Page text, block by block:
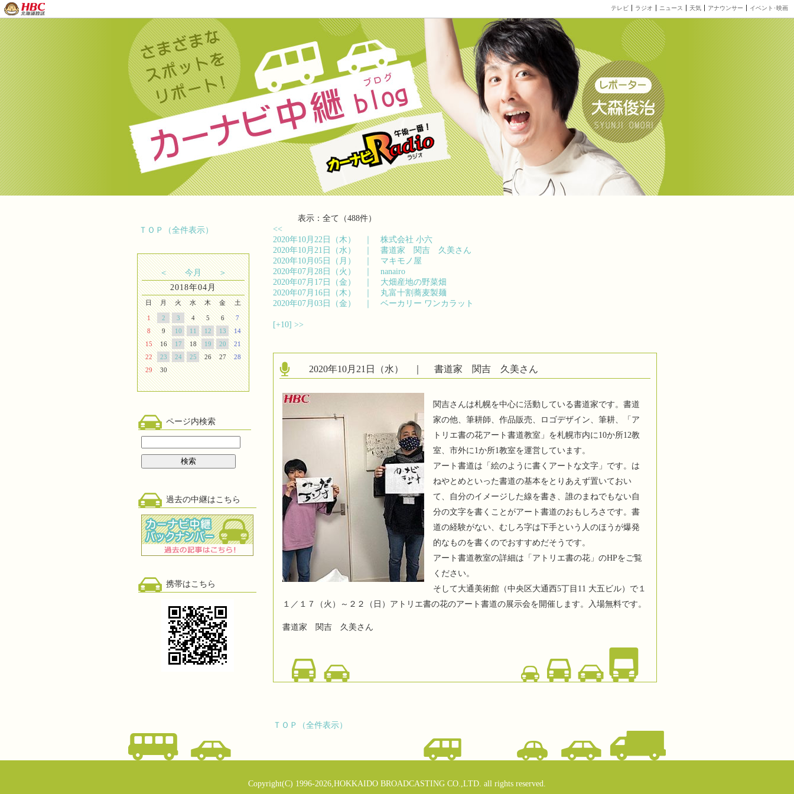
テレビ ラジオ ニュース 天気 アナウンサー イベント･映画
ＴＯＰ（全件表示）
＜ 今月
＞
2018年04月
日 月 火 水 木 金 土
1 2 3 4 5 6
7
8
9 10 11 12 13
14
15
16 17 18 19 20
21
22
23 24 25 26 27
28
29
30
ページ内検索
過去の中継はこちら
携帯はこちら
表示：全て（488件）
<<
2020年10月22日（木） ｜ 株式会社 小六
2020年10月21日（水） ｜ 書道家 関吉 久美さん
2020年10月05日（月） ｜ マキモノ屋
2020年07月28日（火） ｜ nanairo
2020年07月17日（金） ｜ 大畑産地の野菜畑
2020年07月16日（木） ｜ 丸富十割蕎麦製麺
2020年07月03日（金） ｜ ベーカリー ワンカラット
[+10] >>
2020年10月21日（水） ｜ 書道家 関吉 久美さん
関吉さんは札幌を中心に活動している書道家です。書道
家の他、筆耕師、作品販売、ロゴデザイン、筆耕、「ア
トリエ書の花アート書道教室」を札幌市内に10か所12教
室、市外に1か所1教室を運営しています。
アート書道は「絵のように書くアートな文字」です。は
ねやとめといった書道の基本をとりあえず置いておい
て、自分のイメージした線を書き、誰のまねでもない自
分の文字を書くことがアート書道のおもしろさです。書
道の経験がない、むしろ字は下手という人のほうが爆発
的なものを書くのでおすすめだそうです。
アート書道教室の詳細は「アトリエ書の花」のHPをご覧
ください。
そして大通美術館（中央区大通西5丁目11 大五ビル）で１
１／１７（火）～２２（日）アトリエ書の花のアート書道の展示会を開催します。入場無料です。
書道家 関吉 久美さん
ＴＯＰ（全件表示）
Copyright(C) 1996-2026,HOKKAIDO BROADCASTING CO.,LTD. all rights reserved.